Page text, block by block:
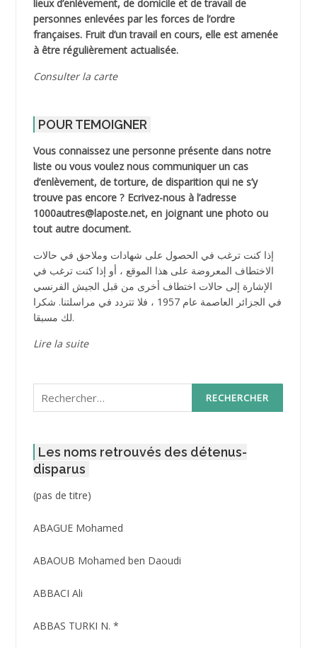
lieux d’enlèvement, de domicile et de travail de
personnes enlevées par les forces de l’ordre
françaises. Fruit d’un travail en cours, elle est amenée
à être régulièrement actualisée.
Consulter la carte
POUR TEMOIGNER
Vous connaissez une personne présente dans notre
liste ou vous voulez nous communiquer un cas
d’enlèvement, de torture, de disparition qui ne s’y
trouve pas encore ? Ecrivez-nous à l’adresse
1000autres@laposte.net, en joignant une photo ou
tout autre document.
إذا كنت ترغب في الحصول على شهادات وملاحق في حالات
الاختطاف المعروضة على هذا الموقع ، أو إذا كنت ترغب في
الإشارة إلى حالات اختطاف أخرى من قبل الجيش الفرنسي
في الجزائر العاصمة عام 1957 ، فلا تتردد في مراسلتنا. شكرا
لك مسبقا.
Lire la suite
Rechercher :
Les noms retrouvés des détenus-
disparus
(pas de titre)Post
3416
ABAGUE Mohamed
ABAOUB Mohamed ben Daoudi
ABBACI Ali
ABBAS TURKI N. *